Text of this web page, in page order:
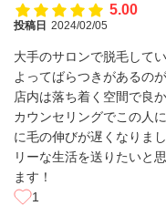
5.00
投稿日 2024/02/05
大手のサロンで脱毛して
よってばらつきがあるの
店内は落ち着く空間で良
カウンセリングでこの人
に毛の伸びが遅くなりま
リーな生活を送りたいと
ます！
1